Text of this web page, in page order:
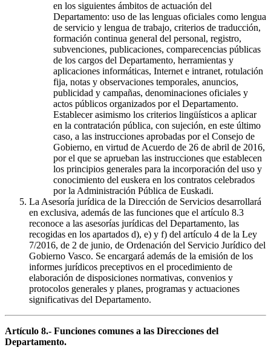
en los siguientes ámbitos de actuación del
Departamento: uso de las lenguas oficiales como lengua
de servicio y lengua de trabajo, criterios de traducción,
formación continua general del personal, registro,
subvenciones, publicaciones, comparecencias públicas
de los cargos del Departamento, herramientas y
aplicaciones informáticas, Internet e intranet, rotulación
fija, notas y observaciones temporales, anuncios,
publicidad y campañas, denominaciones oficiales y
actos públicos organizados por el Departamento.
Establecer asimismo los criterios lingüísticos a aplicar
en la contratación pública, con sujeción, en este último
caso, a las instrucciones aprobadas por el Consejo de
Gobierno, en virtud de Acuerdo de 26 de abril de 2016,
por el que se aprueban las instrucciones que establecen
los principios generales para la incorporación del uso y
conocimiento del euskera en los contratos celebrados
por la Administración Pública de Euskadi.
La Asesoría jurídica de la Dirección de Servicios desarrollará
en exclusiva, además de las funciones que el artículo 8.3
reconoce a las asesorías jurídicas del Departamento, las
recogidas en los apartados d), e) y f) del artículo 4 de la Ley
7/2016, de 2 de junio, de Ordenación del Servicio Jurídico del
Gobierno Vasco. Se encargará además de la emisión de los
informes jurídicos preceptivos en el procedimiento de
elaboración de disposiciones normativas, convenios y
protocolos generales y planes, programas y actuaciones
significativas del Departamento.
Artículo 8.- Funciones comunes a las Direcciones del
Departamento.